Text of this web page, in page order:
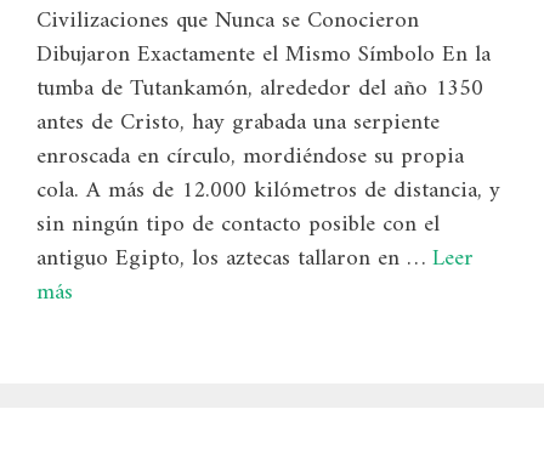
Civilizaciones que Nunca se Conocieron
Dibujaron Exactamente el Mismo Símbolo En la
tumba de Tutankamón, alrededor del año 1350
antes de Cristo, hay grabada una serpiente
enroscada en círculo, mordiéndose su propia
cola. A más de 12.000 kilómetros de distancia, y
sin ningún tipo de contacto posible con el
antiguo Egipto, los aztecas tallaron en …Leer
más